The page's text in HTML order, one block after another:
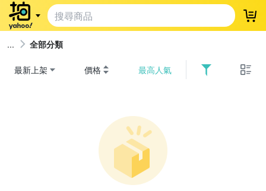
登
全部分類
最新上架 價格 最高人氣